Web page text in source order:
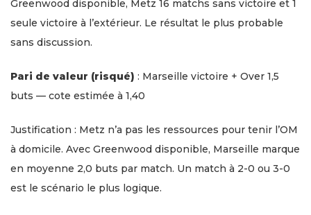
Greenwood disponible, Metz 16 matchs sans victoire et 1
seule victoire à l’extérieur. Le résultat le plus probable
sans discussion.
Pari de valeur (risqué) : Marseille victoire + Over 1,5
buts — cote estimée à 1,40
Justification : Metz n’a pas les ressources pour tenir l’OM
à domicile. Avec Greenwood disponible, Marseille marque
en moyenne 2,0 buts par match. Un match à 2-0 ou 3-0
est le scénario le plus logique.